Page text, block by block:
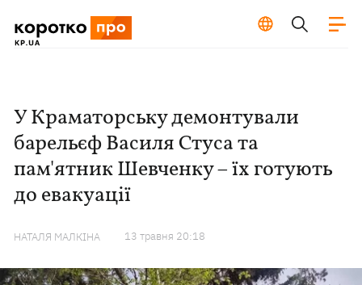
У Краматорську демонтували
барельєф Василя Стуса та
пам'ятник Шевченку – їх готують
до евакуації
НАТАЛЯ МАЛКІНА 13 травня 20:18